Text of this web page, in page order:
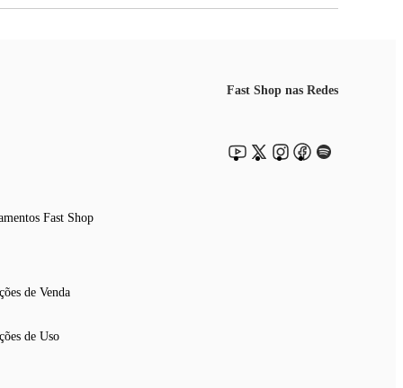
Fast Shop
de Venda
de Uso
Fast Shop nas Redes